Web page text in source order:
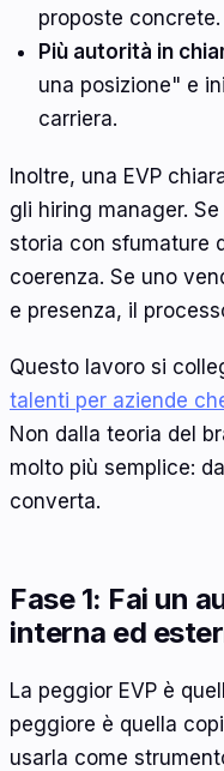
proposte concrete.
Più autorità in
una posizione" e
carriera.
Inoltre, una EVP
gli hiring manager.
storia con sfumature
coerenza. Se uno
e presenza, il
Questo lavoro si
talenti per aziende
Non dalla teoria del
molto più semplice:
converta.
Fase 1: Fai un
interna ed
La peggior EVP è
peggiore è quella
usarla come